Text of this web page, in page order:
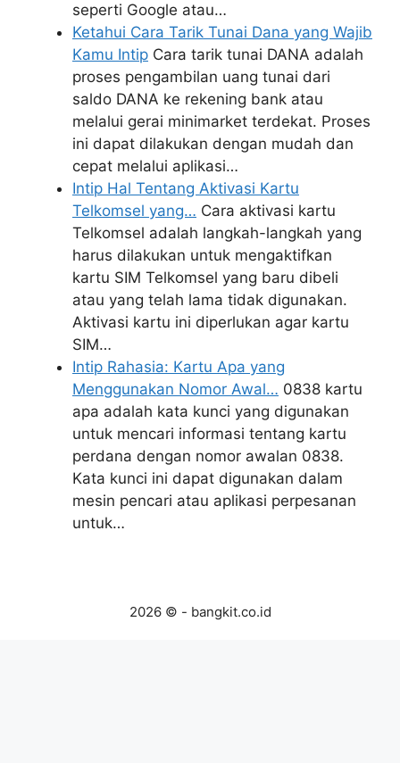
seperti Google atau…
Ketahui Cara Tarik Tunai Dana yang Wajib
Kamu Intip Cara tarik tunai DANA adalah
proses pengambilan uang tunai dari
saldo DANA ke rekening bank atau
melalui gerai minimarket terdekat. Proses
ini dapat dilakukan dengan mudah dan
cepat melalui aplikasi…
Intip Hal Tentang Aktivasi Kartu
Telkomsel yang… Cara aktivasi kartu
Telkomsel adalah langkah-langkah yang
harus dilakukan untuk mengaktifkan
kartu SIM Telkomsel yang baru dibeli
atau yang telah lama tidak digunakan.
Aktivasi kartu ini diperlukan agar kartu
SIM…
Intip Rahasia: Kartu Apa yang
Menggunakan Nomor Awal… 0838 kartu
apa adalah kata kunci yang digunakan
untuk mencari informasi tentang kartu
perdana dengan nomor awalan 0838.
Kata kunci ini dapat digunakan dalam
mesin pencari atau aplikasi perpesanan
untuk…
2026 © - bangkit.co.id